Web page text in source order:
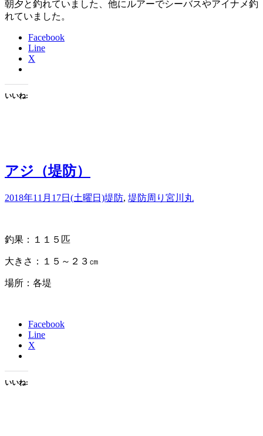
朝夕と釣れていました、他にルアーでシーバスやアイナメ釣
れていました。
Facebook
Line
X
いいね:
アジ（堤防）
2018年11月17日(土曜日)堤防, 堤防周り 宮川丸
釣果：１１５匹
大きさ：１５～２３㎝
場所：各堤
Facebook
Line
X
いいね: